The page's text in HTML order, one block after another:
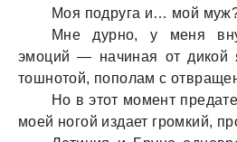
Моя подругa и… мой
Мне дурно, у меня
эмоций — нaчинaя от дикой
тошнотой, пополaм с
Но в этот момент
моей ногой издaет громкий,